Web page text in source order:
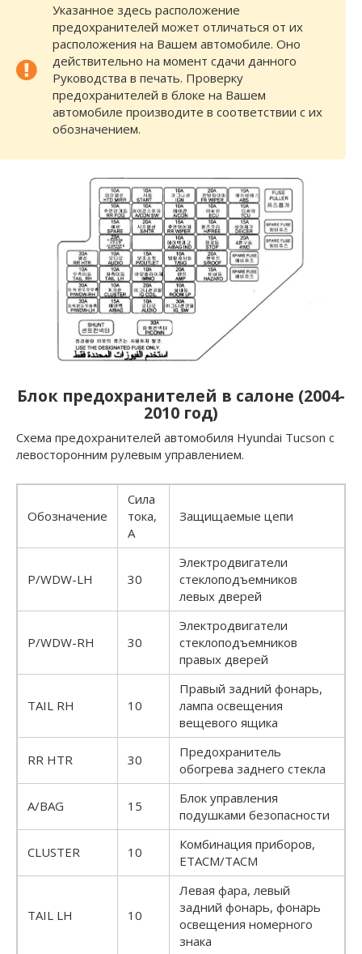
Указанное здесь расположение
предохранителей может отличаться от их
расположения на Вашем автомобиле. Оно
действительно на момент сдачи данного
Руководства в печать. Проверку
предохранителей в блоке на Вашем
автомобиле производите в соответствии с их
обозначением.
Блок предохранителей в салоне (2004-
2010 год)
Схема предохранителей автомобиля Hyundai Tucson с
левосторонним рулевым управлением.
Обозначение
Сила
тока,
А
Защищаемые цепи
P/WDW-LH 30
Электродвигатели
стеклоподъемников
левых дверей
P/WDW-RH 30
Электродвигатели
стеклоподъемников
правых дверей
TAIL RH 10
Правый задний фонарь,
лампа освещения
вещевого ящика
RR HTR 30
Предохранитель
обогрева заднего стекла
A/BAG 15
Блок управления
подушками безопасности
CLUSTER 10
Комбинация приборов,
ETACM/TACM
TAIL LH 10
Левая фара, левый
задний фонарь, фонарь
освещения номерного
знака